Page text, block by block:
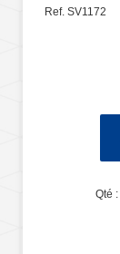
Ref. SV1172
Qté :